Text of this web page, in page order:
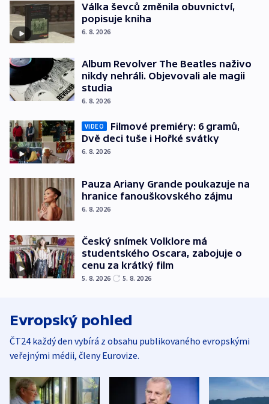
Válka ševců změnila obuvnictví,
popisuje kniha
6. 8. 2026
Album Revolver The Beatles naživo
nikdy nehráli. Objevovali ale magii
studia
6. 8. 2026
VIDEO
Filmové premiéry: 6 gramů,
Dvě deci tuše i Hořké svátky
6. 8. 2026
Pauza Ariany Grande poukazuje na
hranice fanouškovského zájmu
6. 8. 2026
Český snímek Volklore má
studentského Oscara, zabojuje o
cenu za krátký film
5. 8. 2026 5. 8. 2026
Evropský pohled
ČT24 každý den vybírá z obsahu publikovaného evropskými
veřejnými médii, členy Eurovize.